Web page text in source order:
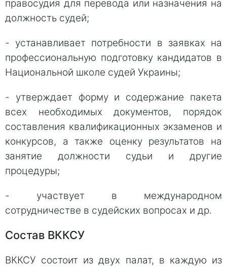
правосудия для перевода или назначения на
должность судей;
- устанавливает потребности в заявках на
профессиональную подготовку кандидатов в
Национальной школе судей Украины;
- утверждает форму и содержание пакета
всех необходимых документов, порядок
составления квалификационных экзаменов и
конкурсов, а также оценку результатов на
занятие должности судьи и другие
процедуры;
- участвует в международном
сотрудничестве в судейских вопросах и др.
Состав ВККСУ
ВККСУ состоит из двух палат, в каждую из